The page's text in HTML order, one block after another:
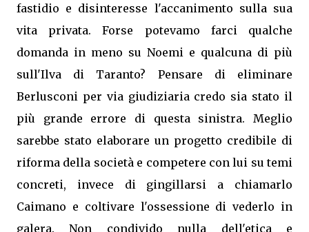
fastidio e disinteresse l'accanimento sulla sua
vita privata. Forse potevamo farci qualche
domanda in meno su Noemi e qualcuna di più
sull'Ilva di Taranto? Pensare di eliminare
Berlusconi per via giudiziaria credo sia stato il
più grande errore di questa sinistra. Meglio
sarebbe stato elaborare un progetto credibile di
riforma della società e competere con lui su temi
concreti, invece di gingillarsi a chiamarlo
Caimano e coltivare l'ossessione di vederlo in
galera. Non condivido nulla dell'etica e